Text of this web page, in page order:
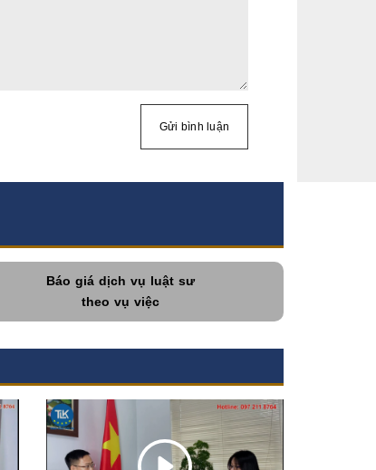
Gửi bình luận
Báo giá dịch vụ luật sư
theo vụ việc